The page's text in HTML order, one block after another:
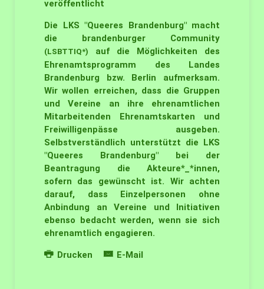
veröffentlicht
Die LKS "Queeres Brandenburg" macht
die brandenburger Community
(LSBTTIQ*)
auf die Möglichkeiten des
Ehrenamtsprogramm des Landes
Brandenburg bzw. Berlin aufmerksam.
Wir wollen erreichen, dass die Gruppen
und Vereine an ihre ehrenamtlichen
Mitarbeitenden Ehrenamtskarten und
Freiwilligenpässe ausgeben.
Selbstverständlich unterstützt die LKS
"Queeres Brandenburg" bei der
Beantragung die Akteure*_*innen,
sofern das gewünscht ist. Wir achten
darauf, dass Einzelpersonen ohne
Anbindung an Vereine und Initiativen
ebenso bedacht werden, wenn sie sich
ehrenamtlich engagieren.
Drucken E-Mail